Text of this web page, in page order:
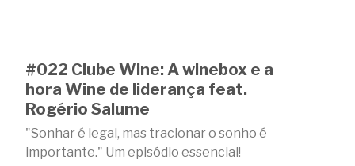
#022 Clube Wine: A winebox e a
hora Wine de liderança feat.
Rogério Salume
"Sonhar é legal, mas tracionar o sonho é
importante." Um episódio essencial!